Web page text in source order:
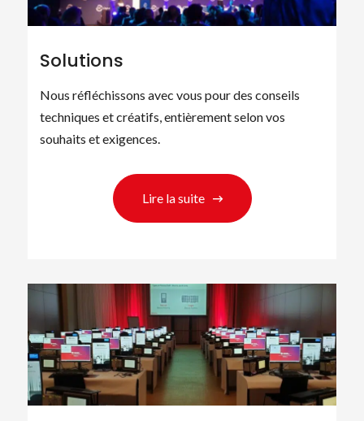
Solutions
Nous réfléchissons avec vous pour des conseils
techniques et créatifs, entièrement selon vos
souhaits et exigences.
Lire la suite